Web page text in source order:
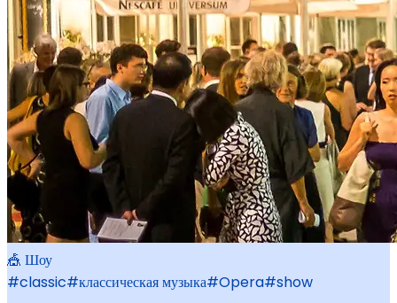
🎪 Шоу
#classic#классическая музыка#Opera#show